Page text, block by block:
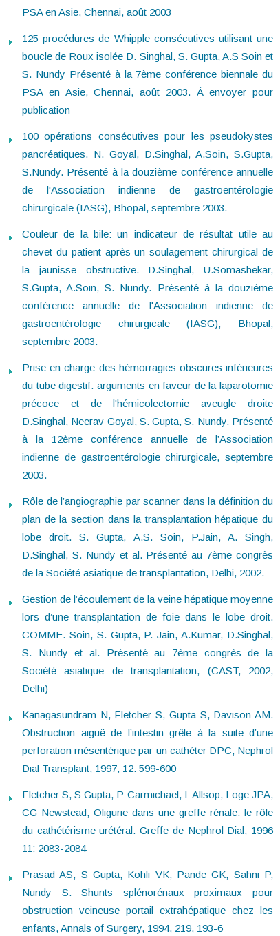
PSA en Asie, Chennai, août 2003
125 procédures de Whipple consécutives utilisant une
boucle de Roux isolée D. Singhal, S. Gupta, A.S Soin et
S. Nundy Présenté à la 7ème conférence biennale du
PSA en Asie, Chennai, août 2003. À envoyer pour
publication
100 opérations consécutives pour les pseudokystes
pancréatiques. N. Goyal, D.Singhal, A.Soin, S.Gupta,
S.Nundy. Présenté à la douzième conférence annuelle
de l'Association indienne de gastroentérologie
chirurgicale (IASG), Bhopal, septembre 2003.
Couleur de la bile: un indicateur de résultat utile au
chevet du patient après un soulagement chirurgical de
la jaunisse obstructive. D.Singhal, U.Somashekar,
S.Gupta, A.Soin, S. Nundy. Présenté à la douzième
conférence annuelle de l'Association indienne de
gastroentérologie chirurgicale (IASG), Bhopal,
septembre 2003.
Prise en charge des hémorragies obscures inférieures
du tube digestif: arguments en faveur de la laparotomie
précoce et de l'hémicolectomie aveugle droite
D.Singhal, Neerav Goyal, S. Gupta, S. Nundy. Présenté
à la 12ème conférence annuelle de l’Association
indienne de gastroentérologie chirurgicale, septembre
2003.
Rôle de l’angiographie par scanner dans la définition du
plan de la section dans la transplantation hépatique du
lobe droit. S. Gupta, A.S. Soin, P.Jain, A. Singh,
D.Singhal, S. Nundy et al. Présenté au 7ème congrès
de la Société asiatique de transplantation, Delhi, 2002.
Gestion de l’écoulement de la veine hépatique moyenne
lors d’une transplantation de foie dans le lobe droit.
COMME. Soin, S. Gupta, P. Jain, A.Kumar, D.Singhal,
S. Nundy et al. Présenté au 7ème congrès de la
Société asiatique de transplantation, (CAST, 2002,
Delhi)
Kanagasundram N, Fletcher S, Gupta S, Davison AM.
Obstruction aiguë de l’intestin grêle à la suite d’une
perforation mésentérique par un cathéter DPC, Nephrol
Dial Transplant, 1997, 12: 599-600
Fletcher S, S Gupta, P Carmichael, L Allsop, Loge JPA,
CG Newstead, Oligurie dans une greffe rénale: le rôle
du cathétérisme urétéral. Greffe de Nephrol Dial, 1996
11: 2083-2084
Prasad AS, S Gupta, Kohli VK, Pande GK, Sahni P,
Nundy S. Shunts splénorénaux proximaux pour
obstruction veineuse portail extrahépatique chez les
enfants, Annals of Surgery, 1994, 219, 193-6